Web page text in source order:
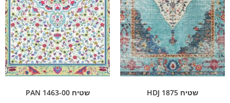
שטיח HDJ 1875 שטיח PAN 1463-00